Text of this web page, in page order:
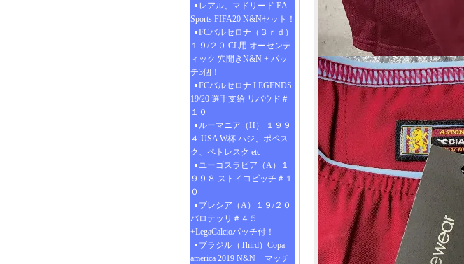
レアル、マドリード EA
Sports FIFA20 N&Nセット！
FCバルセロナ（３ｒｄ）
１９/２０ CL用 オーセンテ
ィック 穴開きN&N + パッ
チ3個！
FCバルセロナ LEGENDS
19/20 選手支給 リバウド＃
１０
ルーマニア（H） １９９
４ USA W杯 ハジ、ポペス
ク、ペトレスク etc
ユーゴスラビア（A）１
９９８ ストイコビッチ＃１
０
ブレシア（A）１９/２０
バロテッリ＃４５
+LegaCalcioパッチ付！
ブラジル（Third）Copa
america 2019 N&N + マッチ